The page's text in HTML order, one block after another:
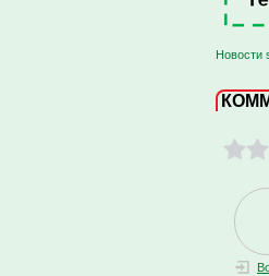
Новости